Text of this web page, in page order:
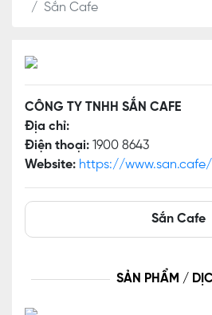
Sắn Cafe
CÔNG TY TNHH SẮN CAFE
Địa chỉ:
Điện thoại: 1900 8643
Website: https://www.san.cafe/
Sắn Cafe
SẢN PHẨM /